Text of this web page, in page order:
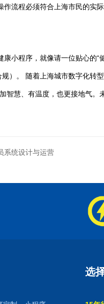
流程必须符合上海市民的实际
小程序，就像请一位贴心的“
）。 随着上海城市数字化转
智慧、有温度，也更接地气
系统设计与运营
选